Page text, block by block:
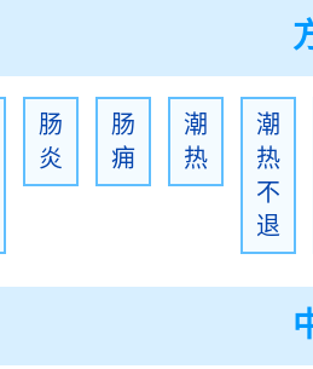
肠
炎
肠
痈
潮
热
潮
热
不
退